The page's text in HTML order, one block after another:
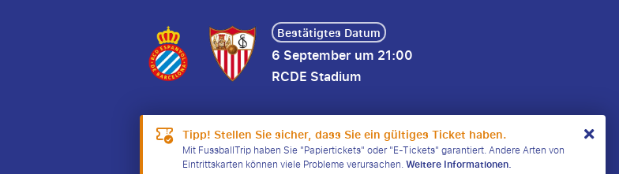
Bestätigtes Datum
6 September um 21:00
RCDE Stadium
Tipp! Stellen Sie sicher, dass Sie ein gültiges Ticket haben.
Mit FussballTrip haben Sie "Papiertickets" oder "E-Tickets" garantiert. Andere Arten von
Eintrittskarten können viele Probleme verursachen.Weitere Informationen.